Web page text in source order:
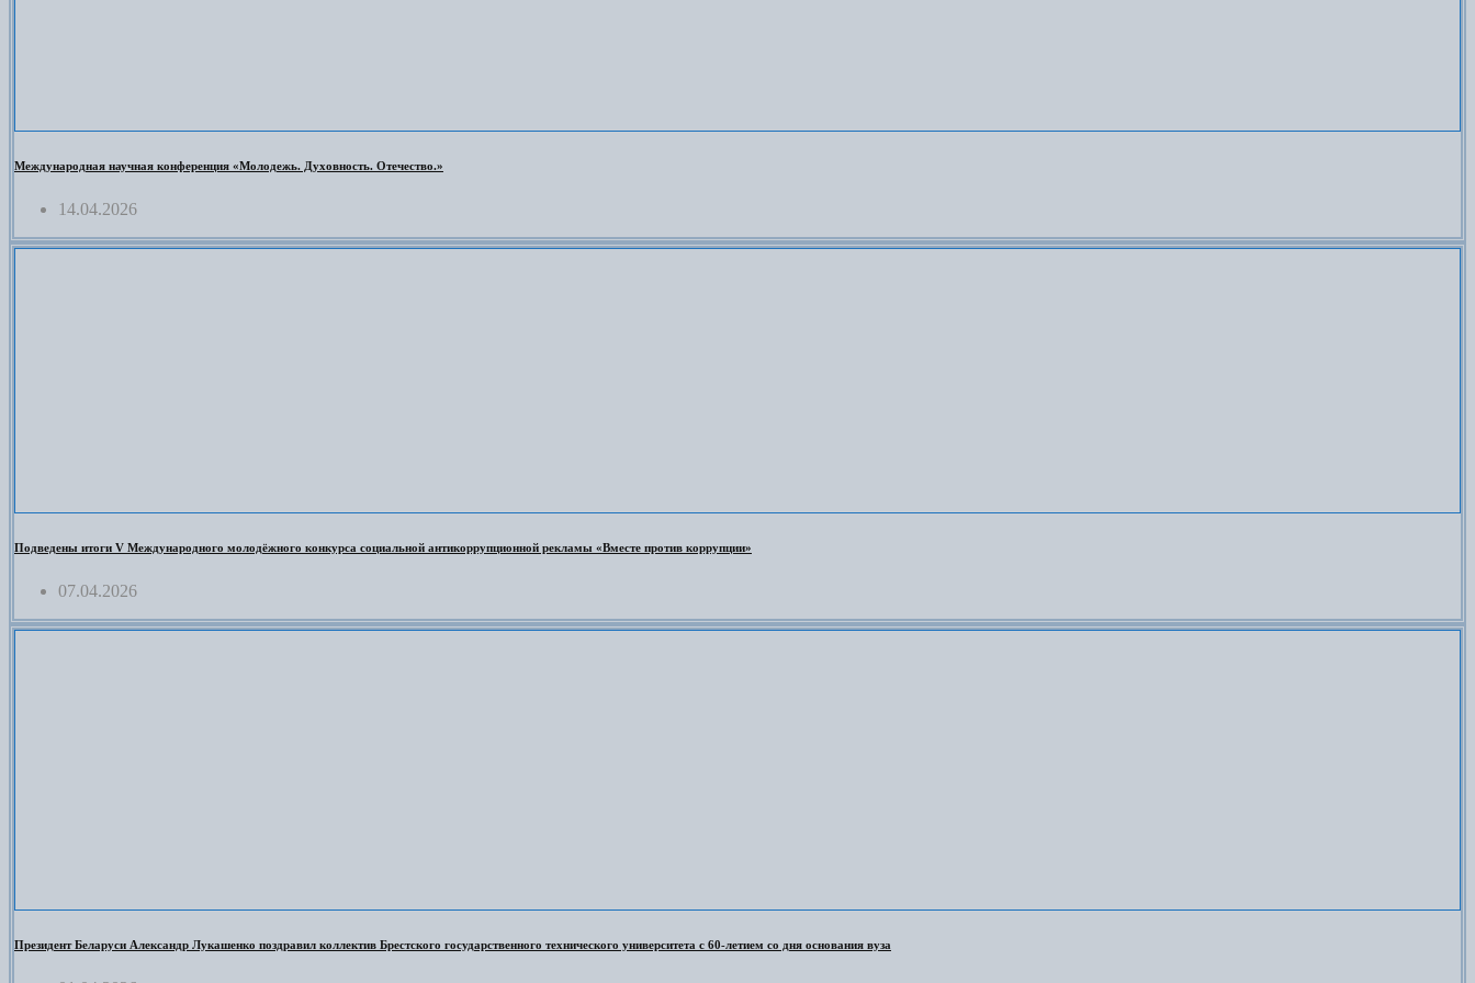
Международная научная конференция «Молодежь. Духовность. Отечество.»
14.04.2026
Подведены итоги V Международного молодёжного конкурса социальной антикоррупционной рекламы «Вместе против коррупции»
07.04.2026
Президент Беларуси Александр Лукашенко поздравил коллектив Брестского государственного технического университета с 60-летием со дня основания вуза